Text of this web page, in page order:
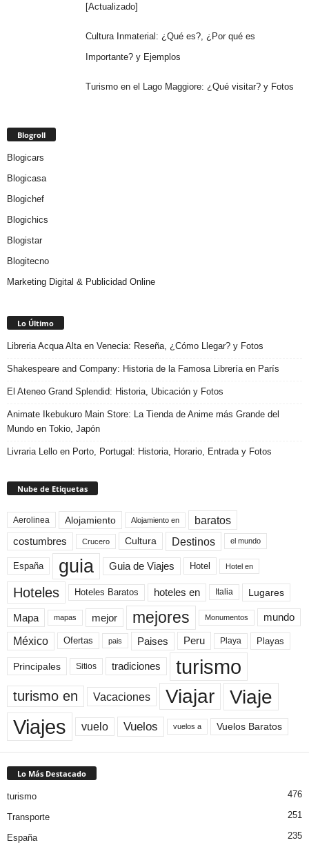
[Actualizado]
Cultura Inmaterial: ¿Qué es?, ¿Por qué es
Importante? y Ejemplos
Turismo en el Lago Maggiore: ¿Qué visitar? y Fotos
Blogroll
Blogicars
Blogicasa
Blogichef
Blogichics
Blogistar
Blogitecno
Marketing Digital & Publicidad Online
Lo Último
Libreria Acqua Alta en Venecia: Reseña, ¿Cómo Llegar? y Fotos
Shakespeare and Company: Historia de la Famosa Librería en París
El Ateneo Grand Splendid: Historia, Ubicación y Fotos
Animate Ikebukuro Main Store: La Tienda de Anime más Grande del
Mundo en Tokio, Japón
Livraria Lello en Porto, Portugal: Historia, Horario, Entrada y Fotos
Nube de Etiquetas
Aerolinea Alojamiento Alojamiento en baratos
costumbres Crucero Cultura Destinos el mundo
España guia Guia de Viajes Hotel Hotel en
Hoteles Hoteles Baratos hoteles en Italia Lugares
Mapa mapas mejor mejores Monumentos mundo
México Ofertas pais Paises Peru Playa Playas
Principales Sitios tradiciones turismo
turismo en Vacaciones Viajar Viaje
Viajes vuelo Vuelos vuelos a Vuelos Baratos
Lo Más Destacado
turismo 476
Transporte 251
España 235